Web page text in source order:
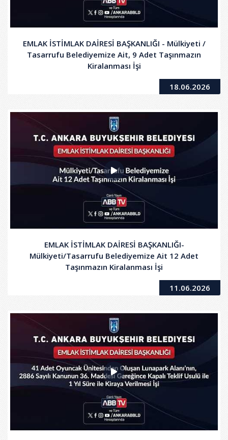
EMLAK İSTİMLAK DAİRESİ BAŞKANLIĞI - Mülkiyeti /
Tasarrufu Belediyemize Ait, 9 Adet Taşınmazın
Kiralanması İşi
18.06.2026
EMLAK İSTİMLAK DAİRESİ BAŞKANLIĞI-
Mülkiyeti/Tasarrufu Belediyemize Ait 12 Adet
Taşınmazın Kiralanması İşi
11.06.2026